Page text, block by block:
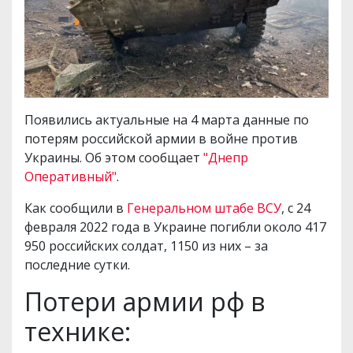
Появились актуальные на 4 марта данные по
потерям российской армии в войне против
Украины. Об этом сообщает "Днепр
Оперативный".
Как сообщили в Генеральном штабе ВСУ, с 24
февраля 2022 года в Украине погибли около 417
950 российских солдат, 1150 из них – за
последние сутки.
Потери армии рф в
технике: